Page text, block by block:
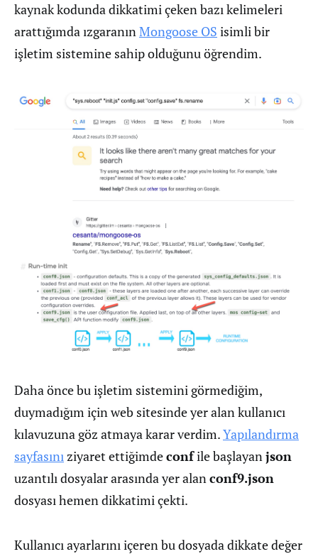
kaynak kodunda dikkatimi çeken bazı kelimeleri
arattığımda ızgaranınMongoose OS isimli bir
işletim sistemine sahip olduğunu öğrendim.
Daha önce bu işletim sistemini görmediğim,
duymadığım için web sitesinde yer alan kullanıcı
kılavuzuna göz atmaya karar verdim.Yapılandırma
sayfasını ziyaret ettiğimdeconfile başlayan json
uzantılı dosyalar arasında yer alan conf9.json
dosyası hemen dikkatimi çekti.
Kullanıcı ayarlarını içeren bu dosyada dikkate değer